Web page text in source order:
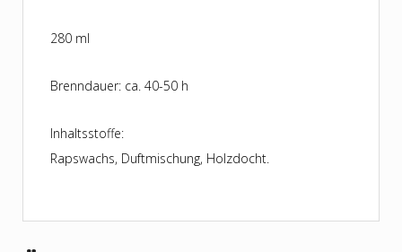
280 ml
Brenndauer: ca. 40-50 h
Inhaltsstoffe:
Rapswachs, Duftmischung, Holzdocht.